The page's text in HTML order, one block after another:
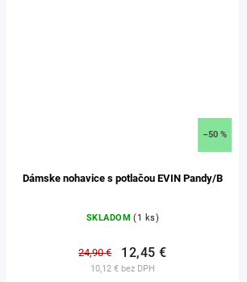
–50 %
Dámske nohavice s potlačou EVIN Pandy/B
SKLADOM (1 ks)
10,12 € bez DPH
24,90 € 12,45 €